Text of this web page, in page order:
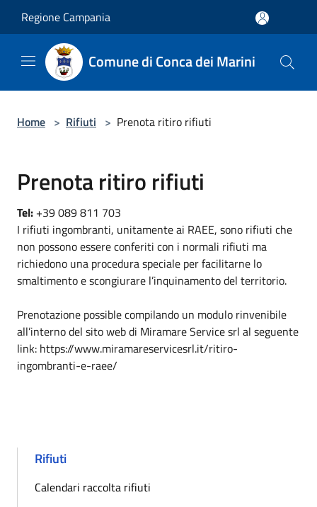
Regione Campania
Comune di Conca dei Marini
Home > Rifiuti > Prenota ritiro rifiuti
Prenota ritiro rifiuti
Tel: +39 089 811 703
I rifiuti ingombranti, unitamente ai RAEE, sono rifiuti che
non possono essere conferiti con i normali rifiuti ma
richiedono una procedura speciale per facilitarne lo
smaltimento e scongiurare l’inquinamento del territorio.
Prenotazione possible compilando un modulo rinvenibile
all’interno del sito web di Miramare Service srl al seguente
link: https://www.miramareservicesrl.it/ritiro-
ingombranti-e-raee/
Rifiuti
Calendari raccolta rifiuti